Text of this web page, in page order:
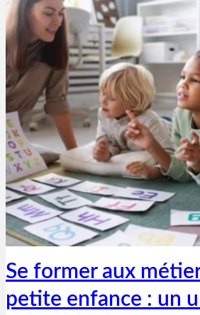
Thibaut Parent
23 août 2023
Se former aux
petite enfance : un